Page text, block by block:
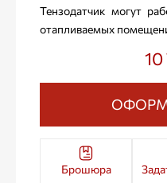
Тензодатчик могут
отапливаемых
Брошюра